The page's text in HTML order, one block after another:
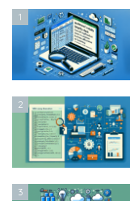
1
2
3